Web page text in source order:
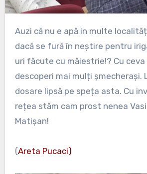
Auzi că nu e apă in multe localități din județ. Păi
dacă se fură în neștire pentru
uri făcute cu măiestrie!? Cu
descoperi mai mulți șmecherași.
dosare lipsă pe speța asta. Cu
rețea stăm cam prost nenea
Matișan!
(Areta Pucaci)